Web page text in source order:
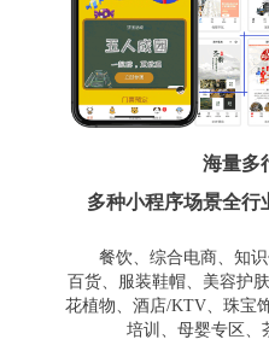
海量多
多种小程序场景全行
餐饮、综合电商、知
百货、服装鞋帽、美容护
花植物、酒店/KTV、珠宝
培训、母婴专区、